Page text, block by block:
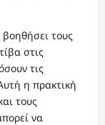
τους
στις
τις
η πρακτική
τους
να